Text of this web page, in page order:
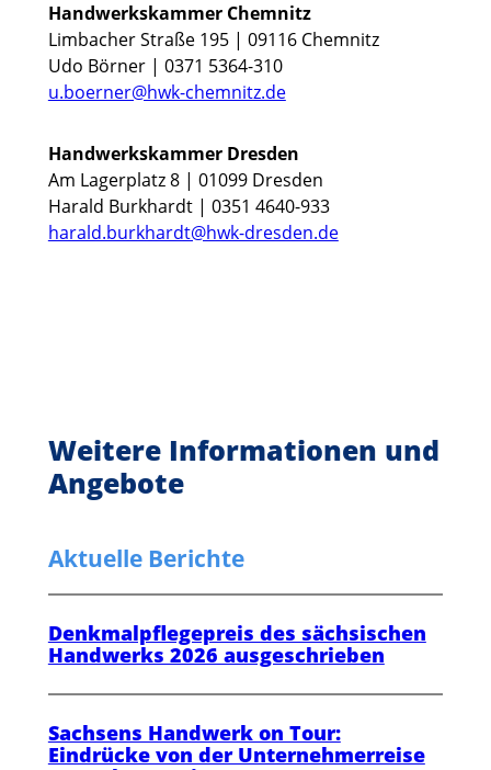
Handwerkskammer Chemnitz
Limbacher Straße 195 | 09116 Chemnitz
Udo Börner | 0371 5364-310
u.boerner@hwk-chemnitz.de
Handwerkskammer Dresden
Am Lagerplatz 8 | 01099 Dresden
Harald Burkhardt | 0351 4640-933
harald.burkhardt@hwk-dresden.de
Weitere Informationen und
Angebote
Aktuelle Berichte
Denkmalpflegepreis des sächsischen
Handwerks 2026 ausgeschrieben
Sachsens Handwerk on Tour:
Eindrücke von der Unternehmerreise